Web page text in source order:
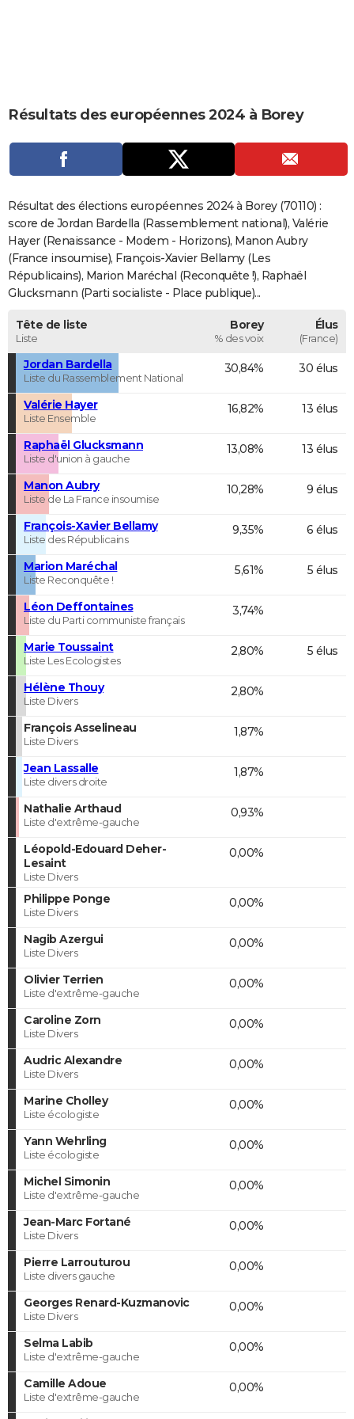
CARTE DE VOEUX
Carte de Noël
Carte Bonne année
Carte Saint-Valentin
Carte Pâques
Carte d'anniversaire
DICTIONNAIRE
Dictionnaire
Biographies
Citations
Expressions
Proverbes
PROGRAMME TV
COPAINS D'AVANT
S'inscrire
Se connecter
Lycées
Collèges
Primaires
Universités
Entreprises
Service militaire
Avis de recherche
AVIS DE DÉCÈS
FORUM
Résultats des européennes 2024 à Borey
Résultat des élections européennes 2024 à Borey (70110) :
score de Jordan Bardella (Rassemblement national), Valérie
Hayer (Renaissance - Modem - Horizons), Manon Aubry
(France insoumise), François-Xavier Bellamy (Les
Républicains), Marion Maréchal (Reconquête !), Raphaël
Glucksmann (Parti socialiste - Place publique)...
Tête de liste
Liste
Borey
% des voix
Élus
(France)
Jordan Bardella
Liste du Rassemblement National
30,84% 30 élus
Valérie Hayer
Liste Ensemble
16,82% 13 élus
Raphaël Glucksmann
Liste d'union à gauche
13,08% 13 élus
Manon Aubry
Liste de La France insoumise
10,28% 9 élus
François-Xavier Bellamy
Liste des Républicains
9,35% 6 élus
Marion Maréchal
Liste Reconquête !
5,61% 5 élus
Léon Deffontaines
Liste du Parti communiste français
3,74%
Marie Toussaint
Liste Les Ecologistes
2,80% 5 élus
Hélène Thouy
Liste Divers
2,80%
François Asselineau
Liste Divers
1,87%
Jean Lassalle
Liste divers droite
1,87%
Nathalie Arthaud
Liste d'extrême-gauche
0,93%
Léopold-Edouard Deher-
Lesaint
Liste Divers
0,00%
Philippe Ponge
Liste Divers
0,00%
Nagib Azergui
Liste Divers
0,00%
Olivier Terrien
Liste d'extrême-gauche
0,00%
Caroline Zorn
Liste Divers
0,00%
Audric Alexandre
Liste Divers
0,00%
Marine Cholley
Liste écologiste
0,00%
Yann Wehrling
Liste écologiste
0,00%
Michel Simonin
Liste d'extrême-gauche
0,00%
Jean-Marc Fortané
Liste Divers
0,00%
Pierre Larrouturou
Liste divers gauche
0,00%
Georges Renard-Kuzmanovic
Liste Divers
0,00%
Selma Labib
Liste d'extrême-gauche
0,00%
Camille Adoue
Liste d'extrême-gauche
0,00%